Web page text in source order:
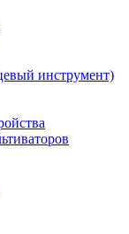
инструмент)